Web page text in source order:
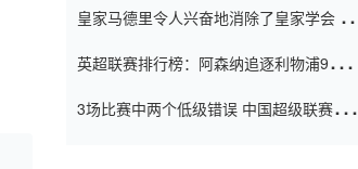
皇家马德里令人兴奋地消除了皇家学会 安
英超联赛排行榜：阿森纳追逐利物浦9分 曼
3场比赛中两个低级错误 中国超级联赛的前